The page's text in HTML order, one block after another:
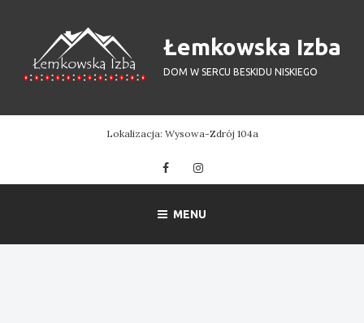
content
Łemkowska Izba
DOM W SERCU BESKIDU NISKIEGO
Lokalizacja: Wysowa-Zdrój 104a
Facebook
MENU